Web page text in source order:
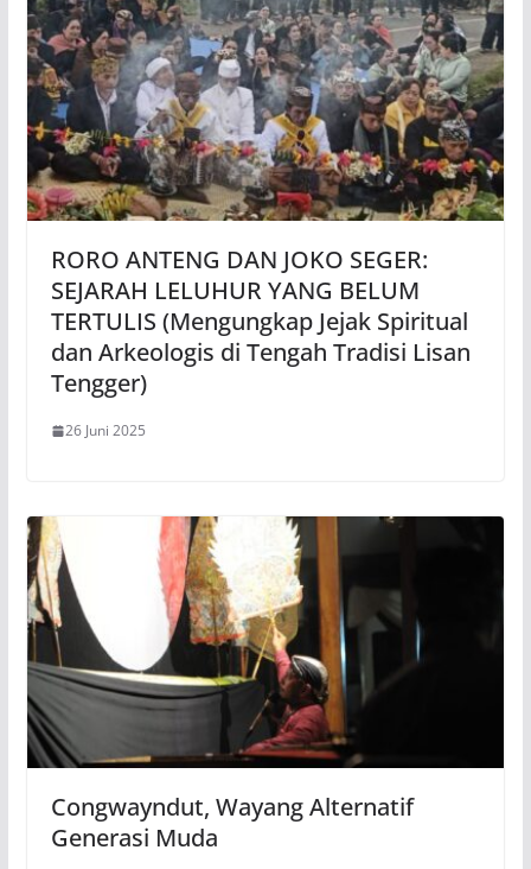
RORO ANTENG DAN JOKO SEGER:
SEJARAH LELUHUR YANG BELUM
TERTULIS (Mengungkap Jejak Spiritual
dan Arkeologis di Tengah Tradisi Lisan
Tengger)
26 Juni 2025
Congwayndut, Wayang Alternatif
Generasi Muda